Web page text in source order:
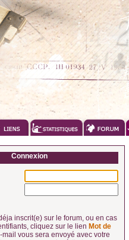
Connexion
inscrit(e) sur le forum, ou en cas
cliquez sur le lien Mot de
mail vous sera envoyé avec votre